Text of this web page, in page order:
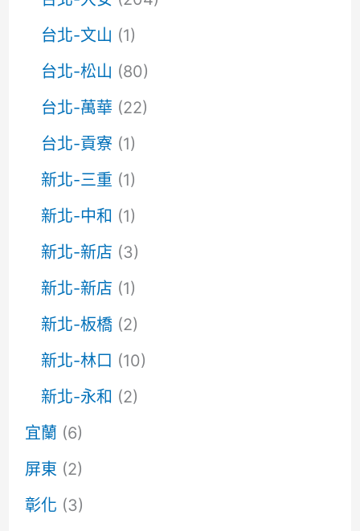
台北-文山 (1)
台北-松山 (80)
台北-萬華 (22)
台北-貢寮 (1)
新北-三重 (1)
新北-中和 (1)
新北-新店 (3)
新北-新店 (1)
新北-板橋(2)
新北-林口 (10)
新北-永和 (2)
宜蘭 (6)
屏東 (2)
彰化 (3)